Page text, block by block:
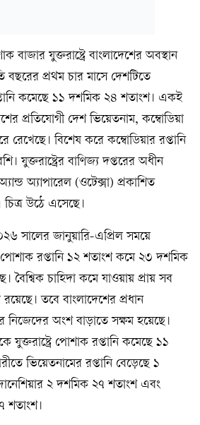
বাজার যুক্তরাষ্ট্রে বাংলাদেশের অবস্থান
বছরের প্রথম চার মাসে দেশটিতে
কমেছে ১১ দশমিক ২৪ শতাংশ। একই
প্রতিযোগী দেশ ভিয়েতনাম, কম্বোডিয়া
রেখেছে। বিশেষ করে কম্বোডিয়ার রপ্তানি
যুক্তরাষ্ট্রের বাণিজ্য দপ্তরের অধীন
অ্যাপারেল (ওটেক্সা) প্রকাশিত
চিত্র উঠে এসেছে।
সালের জানুয়ারি-এপ্রিল সময়ে
পোশাক রপ্তানি ১২ শতাংশ কমে ২৩ দশমিক
বৈশ্বিক চাহিদা কমে যাওয়ায় প্রায় সব
তবে বাংলাদেশের প্রধান
নিজেদের অংশ বাড়াতে সক্ষম হয়েছে।
যুক্তরাষ্ট্রে পোশাক রপ্তানি কমেছে ১১
ভিয়েতনামের রপ্তানি বেড়েছে ১
২ দশমিক ২৭ শতাংশ এবং
শতাংশ।